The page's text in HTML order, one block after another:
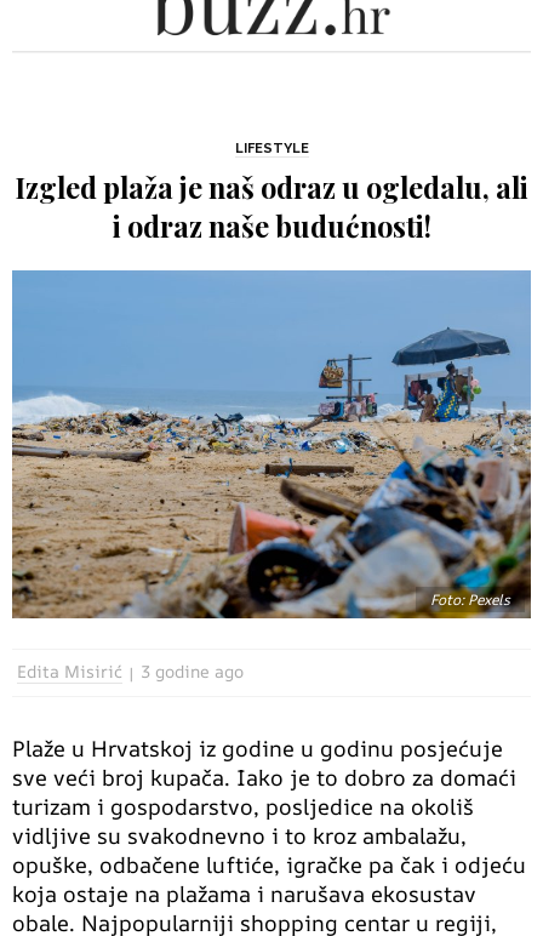
LIFESTYLE
Izgled plaža je naš odraz u ogledalu, ali
i odraz naše budućnosti!
Foto: Pexels
Edita Misirić 3 godine ago
Plaže u Hrvatskoj iz godine u godinu posjećuje
sve veći broj kupača. Iako je to dobro za domaći
turizam i gospodarstvo, posljedice na okoliš
vidljive su svakodnevno i to kroz ambalažu,
opuške, odbačene luftiće, igračke pa čak i odjeću
koja ostaje na plažama i narušava ekosustav
obale. Najpopularniji shopping centar u regiji,